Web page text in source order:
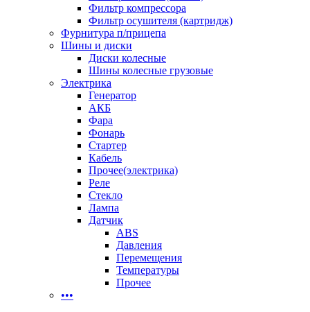
Фильтр компрессора
Фильтр осушителя (картридж)
Фурнитура п/прицепа
Шины и диски
Диски колесные
Шины колесные грузовые
Электрика
Генератор
АКБ
Фара
Фонарь
Стартер
Кабель
Прочее(электрика)
Реле
Стекло
Лампа
Датчик
ABS
Давления
Перемещения
Температуры
Прочее
•••